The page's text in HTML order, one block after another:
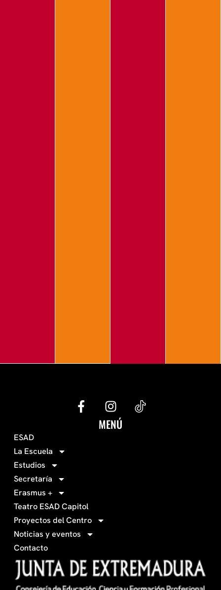
G
e
f
a
c
b
o
o
I
n
s
MENÚ
ESAD
La Escuela
Estudios
Secretaría
Erasmus +
Teatro ESAD Capitol
Proyectos del Centro
Noticias y eventos
Contacto